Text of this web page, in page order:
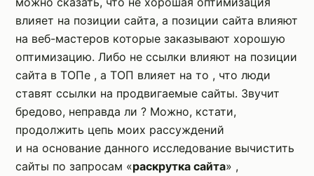
влияет на позиции сайта, а позиции сайта влияют
на веб-мастеров которые заказывают хорошую
оптимизацию. Либо не ссылки влияют на позиции
сайта в ТОПе , а ТОП влияет на то , что люди
ставят ссылки на продвигаемые сайты. Звучит
бредово, неправда ли ? Можно, кстати,
продолжить цепь моих рассуждений
и на основание данного исследование вычистить
сайты по запросам «раскрутка сайта» ,